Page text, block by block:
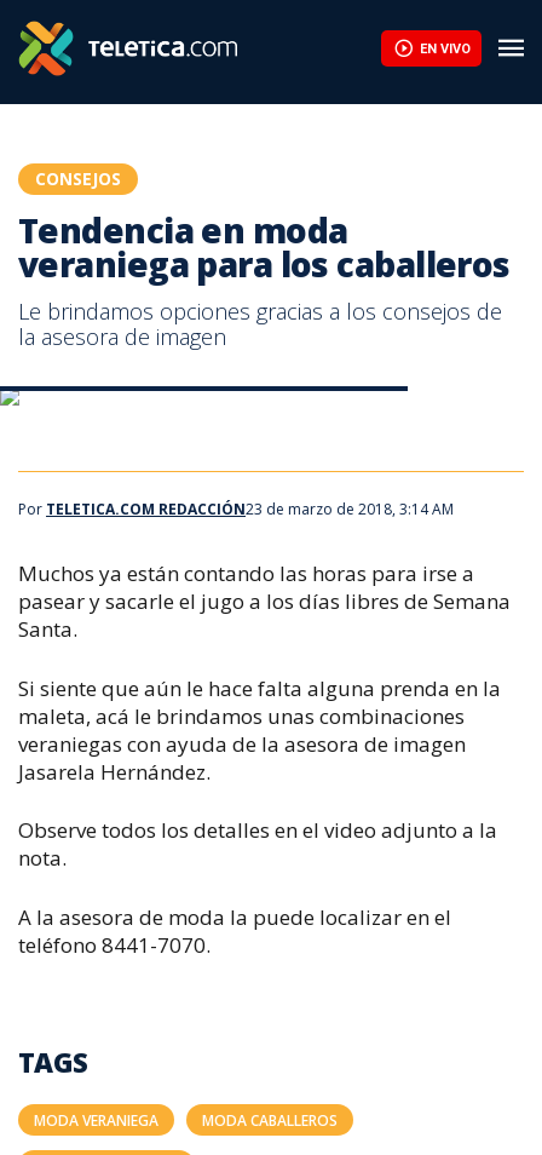
EN VIVO
CONSEJOS
Tendencia en moda
veraniega para los caballeros
Le brindamos opciones gracias a los consejos de
la asesora de imagen
Por TELETICA.COM REDACCIÓN23 de marzo de 2018, 3:14 AM
Muchos ya están contando las horas para irse a
pasear y sacarle el jugo a los días libres de Semana
Santa.
Si siente que aún le hace falta alguna prenda en la
maleta, acá le brindamos unas combinaciones
veraniegas con ayuda de la asesora de imagen
Jasarela Hernández.
Observe todos los detalles en el video adjunto a la
nota.
A la asesora de moda la puede localizar en el
teléfono 8441-7070.
TAGS
MODA VERANIEGA MODA CABALLEROS